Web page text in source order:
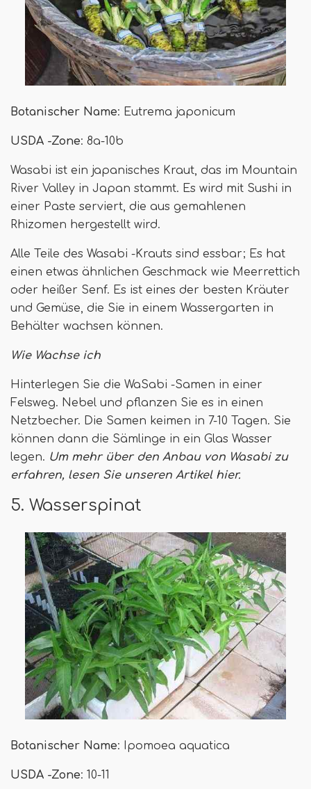
Botanischer Name: Eutrema japonicum
USDA -Zone: 8a-10b
Wasabi ist ein japanisches Kraut, das im Mountain
River Valley in Japan stammt. Es wird mit Sushi in
einer Paste serviert, die aus gemahlenen
Rhizomen hergestellt wird.
Alle Teile des Wasabi -Krauts sind essbar; Es hat
einen etwas ähnlichen Geschmack wie Meerrettich
oder heißer Senf. Es ist eines der besten Kräuter
und Gemüse, die Sie in einem Wassergarten in
Behälter wachsen können.
Wie Wachse ich
Hinterlegen Sie die WaSabi -Samen in einer
Felsweg. Nebel und pflanzen Sie es in einen
Netzbecher. Die Samen keimen in 7-10 Tagen. Sie
können dann die Sämlinge in ein Glas Wasser
legen. Um mehr über den Anbau von Wasabi zu
erfahren, lesen Sie unseren Artikel hier.
5. Wasserspinat
Botanischer Name: Ipomoea aquatica
USDA -Zone: 10-11